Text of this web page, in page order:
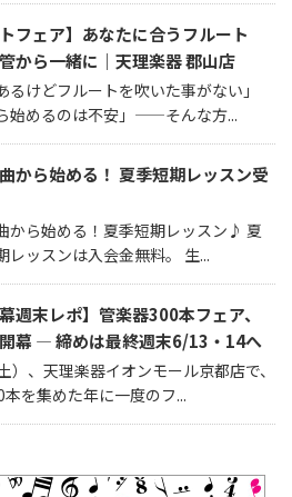
トフェア】あなたに合うフルート
から一緒に｜天理楽器 郡山店
るけどフルートを吹いた事がない」
始めるのは不安」——そんな方...
から始める！ 夏季短期レッスン受
から始める！夏季短期レッスン♪ 夏
レッスンは入会金無料。 生...
幕週末レポ】管楽器300本フェア、
幕 — 締めは最終週末6/13・14へ
）、天理楽器イオンモール京都店で、
を集めた年に一度のフ...